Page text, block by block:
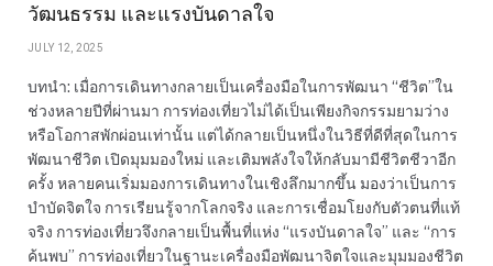
วัฒนธรรม และแรงบันดาลใจ
JULY 12, 2025
บทนำ: เมื่อการเดินทางกลายเป็นเครื่องมือในการพัฒนา “ชีวิต”ใน
ช่วงหลายปีที่ผ่านมา การท่องเที่ยวไม่ได้เป็นเพียงกิจกรรมยามว่าง
หรือโอกาสพักผ่อนเท่านั้น แต่ได้กลายเป็นหนึ่งในวิธีที่ดีที่สุดในการ
พัฒนาชีวิต เปิดมุมมองใหม่ และเติมพลังใจให้กลับมามีชีวิตชีวาอีก
ครั้ง หลายคนเริ่มมองการเดินทางในเชิงลึกมากขึ้น มองว่าเป็นการ
บำบัดจิตใจ การเรียนรู้จากโลกจริง และการเชื่อมโยงกับตัวตนที่แท้
จริง การท่องเที่ยวจึงกลายเป็นพื้นที่แห่ง “แรงบันดาลใจ” และ “การ
ค้นพบ” การท่องเที่ยวในฐานะเครื่องมือพัฒนาจิตใจและมุมมองชีวิต